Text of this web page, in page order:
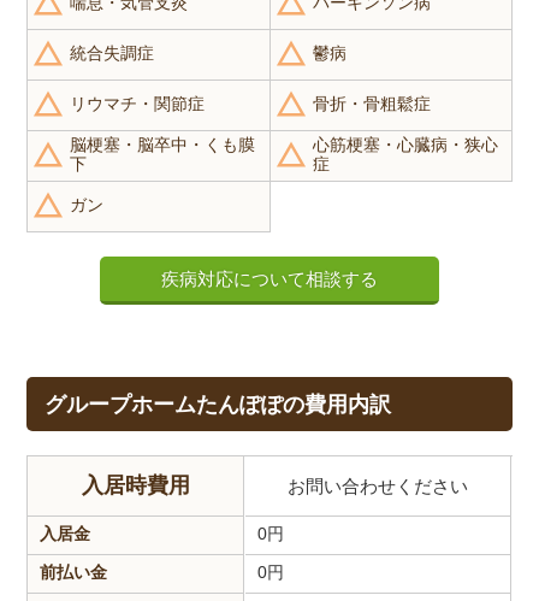
統合失調症 鬱病
リウマチ・関節症 骨折・骨粗鬆症
脳梗塞・脳卒中・くも膜
下
心筋梗塞・心臓病・狭心
症
ガン
疾病対応について相談する
グループホームたんぽぽの費用内訳
入居時費用 お問い合わせください
入居金
前払い金
0円
0円